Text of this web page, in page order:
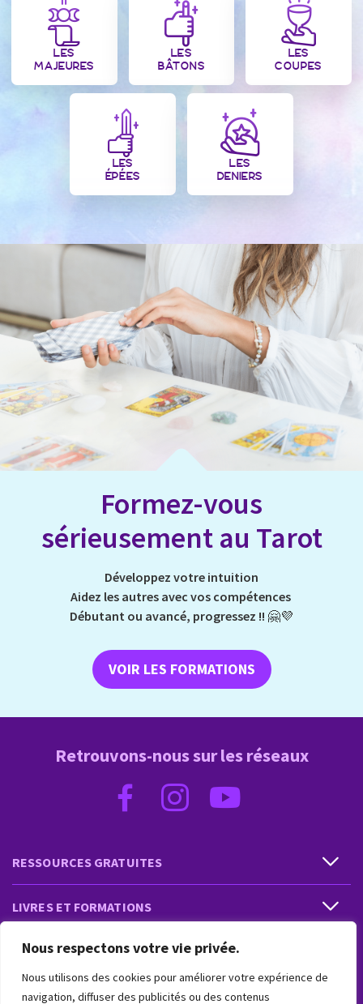
Nous respectons votre vie privée.
Nous utilisons des cookies pour améliorer votre expérience de
navigation, diffuser des publicités ou des contenus
LES
MAJEURES
LES
BÂTONS
LES
COUPES
LES
ÉPÉES
LES
DENIERS
Formez-vous
sérieusement au Tarot
Développez votre intuition
Aidez les autres avec vos compétences
Débutant ou avancé, progressez !! 🤗💜
VOIR LES FORMATIONS
RESSOURCES GRATUITES
LIVRES ET FORMATIONS
PRESTATIONS ET PRODUITS
VIVRE INTUITIF
Retrouvons-nous sur les réseaux